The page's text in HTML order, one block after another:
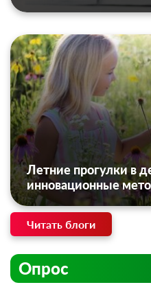
Летние прогулки в
инновационные
Читать блоги
Опрос